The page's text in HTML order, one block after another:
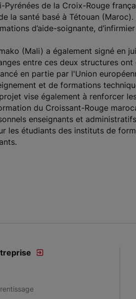
de la Croix-Rouge
la santé basé à Tétouan
d’aide-soignante,
(Mali) a également signé en
entre ces deux structures ont
en partie par l'Union
et de formations
vise également à renforcer
du Croissant-Rouge
enseignants et
les étudiants des instituts de